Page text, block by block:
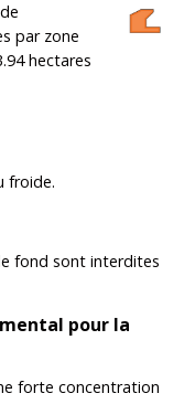
par zone
hectares
froide.
fond sont interdites
pour la
forte concentration